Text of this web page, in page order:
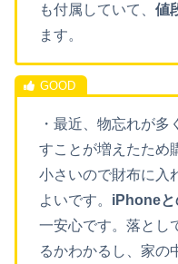
も付属していて、 値
ます。
・最近、物忘れが
すことが増えたため
小さいので財布に入
よいです。 iPhoneと
一安心です。落とし
るかわかるし、家の